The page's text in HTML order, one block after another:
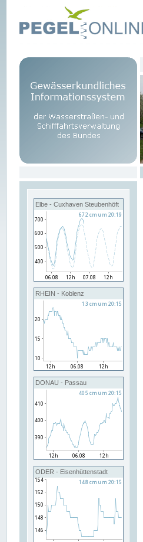
Elbe - Cuxhaven Steubenhöft
RHEIN - Koblenz
DONAU - Passau
ODER - Eisenhüttenstadt